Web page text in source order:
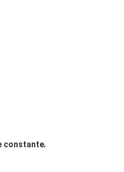
constante,